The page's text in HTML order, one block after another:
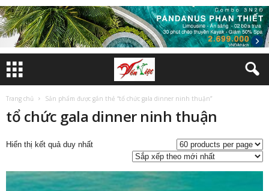
Trang chủ Sản phẩm được gắn thẻ “tổ chức gala dinner ninh thuận”
tổ chức gala dinner ninh thuận
Hiển thị kết quả duy nhất